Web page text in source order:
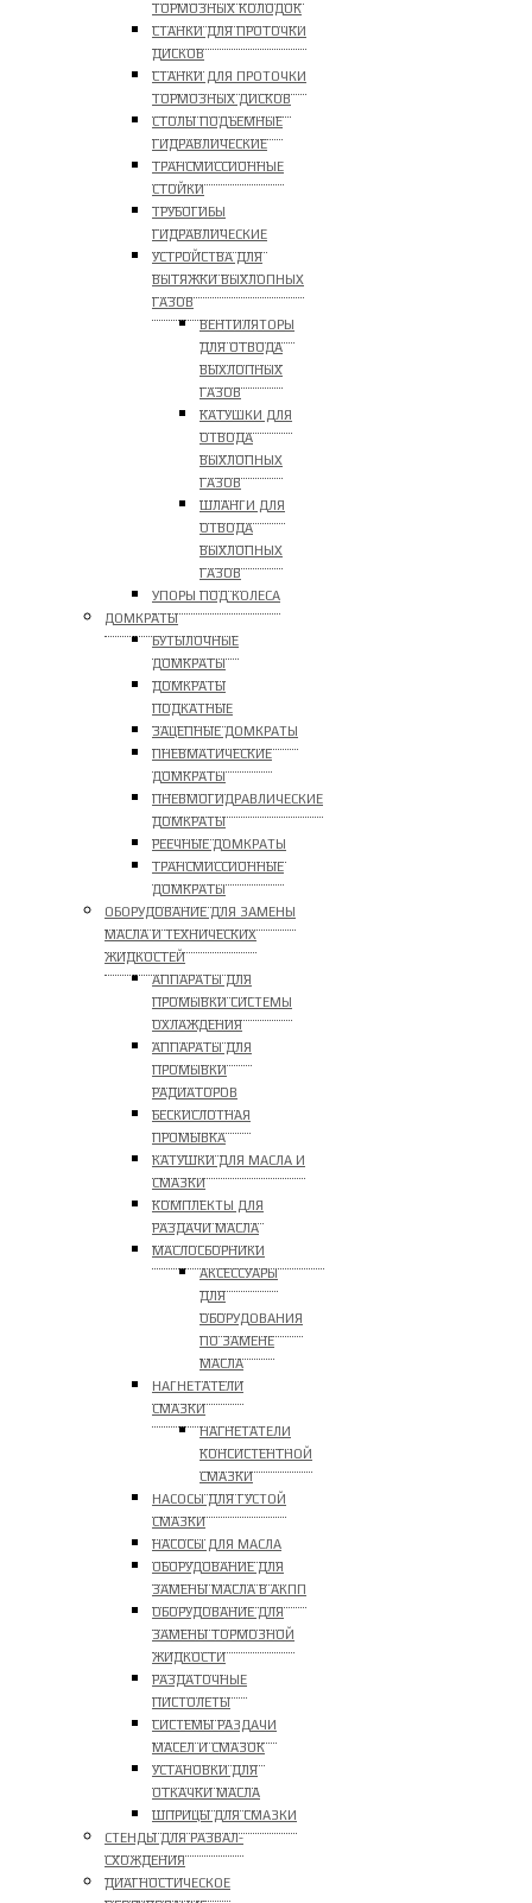
ТОРМОЗНЫХ КОЛОДОК
СТАНКИ ДЛЯ ПРОТОЧКИ
ДИСКОВ
СТАНКИ ДЛЯ ПРОТОЧКИ
ТОРМОЗНЫХ ДИСКОВ
СТОЛЫ ПОДЪЕМНЫЕ
ГИДРАВЛИЧЕСКИЕ
ТРАНСМИССИОННЫЕ
СТОЙКИ
ТРУБОГИБЫ
ГИДРАВЛИЧЕСКИЕ
УСТРОЙСТВА ДЛЯ
ВЫТЯЖКИ ВЫХЛОПНЫХ
ГАЗОВ
ВЕНТИЛЯТОРЫ
ДЛЯ ОТВОДА
ВЫХЛОПНЫХ
ГАЗОВ
КАТУШКИ ДЛЯ
ОТВОДА
ВЫХЛОПНЫХ
ГАЗОВ
ШЛАНГИ ДЛЯ
ОТВОДА
ВЫХЛОПНЫХ
ГАЗОВ
УПОРЫ ПОД КОЛЕСА
ДОМКРАТЫ
БУТЫЛОЧНЫЕ
ДОМКРАТЫ
ДОМКРАТЫ
ПОДКАТНЫЕ
ЗАЦЕПНЫЕ ДОМКРАТЫ
ПНЕВМАТИЧЕСКИЕ
ДОМКРАТЫ
ПНЕВМОГИДРАВЛИЧЕСКИЕ
ДОМКРАТЫ
РЕЕЧНЫЕ ДОМКРАТЫ
ТРАНСМИССИОННЫЕ
ДОМКРАТЫ
ОБОРУДОВАНИЕ ДЛЯ ЗАМЕНЫ
МАСЛА И ТЕХНИЧЕСКИХ
ЖИДКОСТЕЙ
АППАРАТЫ ДЛЯ
ПРОМЫВКИ СИСТЕМЫ
ОХЛАЖДЕНИЯ
АППАРАТЫ ДЛЯ
ПРОМЫВКИ
РАДИАТОРОВ
БЕСКИСЛОТНАЯ
ПРОМЫВКА
КАТУШКИ ДЛЯ МАСЛА И
СМАЗКИ
КОМПЛЕКТЫ ДЛЯ
РАЗДАЧИ МАСЛА
МАСЛОСБОРНИКИ
АКСЕССУАРЫ
ДЛЯ
ОБОРУДОВАНИЯ
ПО ЗАМЕНЕ
МАСЛА
НАГНЕТАТЕЛИ
СМАЗКИ
НАГНЕТАТЕЛИ
КОНСИСТЕНТНОЙ
СМАЗКИ
НАСОСЫ ДЛЯ ГУСТОЙ
СМАЗКИ
НАСОСЫ ДЛЯ МАСЛА
ОБОРУДОВАНИЕ ДЛЯ
ЗАМЕНЫ МАСЛА В АКПП
ОБОРУДОВАНИЕ ДЛЯ
ЗАМЕНЫ ТОРМОЗНОЙ
ЖИДКОСТИ
РАЗДАТОЧНЫЕ
ПИСТОЛЕТЫ
СИСТЕМЫ РАЗДАЧИ
МАСЕЛ И СМАЗОК
УСТАНОВКИ ДЛЯ
ОТКАЧКИ МАСЛА
ШПРИЦЫ ДЛЯ СМАЗКИ
СТЕНДЫ ДЛЯ РАЗВАЛ-
СХОЖДЕНИЯ
ДИАГНОСТИЧЕСКОЕ